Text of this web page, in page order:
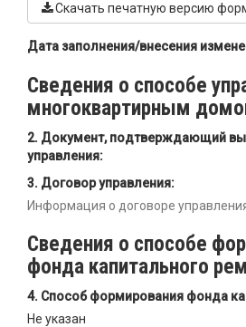
Скачать печатную версию
Дата заполнения/внесения
Сведения о способе
многоквартирным
Документ, подтверждающий
управления:
Договор управления:
Информация о договоре
Сведения о способе
фонда капитального
Способ формирования фонда
Не указан